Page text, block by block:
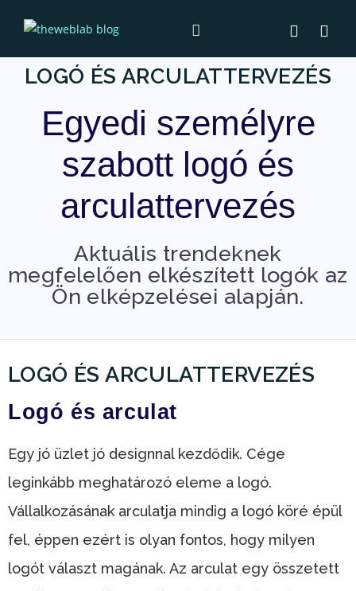
LOGÓ ÉS ARCULATTERVEZÉS
Egyedi személyre
szabott logó és
arculattervezés
Aktuális trendeknek
megfelelően elkészített logók az
Ön elképzelései alapján.
LOGÓ ÉS ARCULATTERVEZÉS
Logó és arculat
Egy jó üzlet jó designnal kezdődik. Cége
leginkább meghatározó eleme a logó.
Vállalkozásának arculatja mindig a logó köré épül
fel, éppen ezért is olyan fontos, hogy milyen
logót választ magának. Az arculat egy összetett